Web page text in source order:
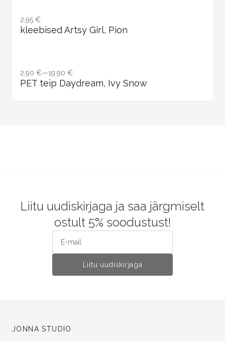
2,95 €
kleebised Artsy Girl, Pion
2,90 €—19,90 €
PET teip Daydream, Ivy Snow
Liitu uudiskirjaga ja saa järgmiselt
ostult 5% soodustust!
Liitu uudiskirjaga
JONNA STUDIO